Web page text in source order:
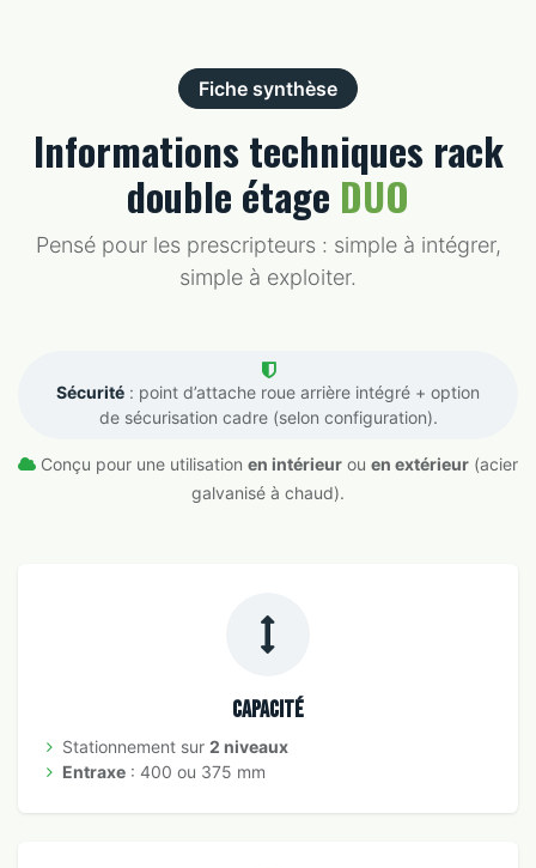
Fiche synthèse
Informations techniques rack
double étage DUO
Pensé pour les prescripteurs : simple à intégrer,
simple à exploiter.
Sécurité : point d’attache roue arrière intégré + option
de sécurisation cadre (selon configuration).
Conçu pour une utilisation en intérieur ou en extérieur (acier
galvanisé à chaud).
Capacité
Stationnement sur 2 niveaux
Entraxe : 400 ou 375 mm